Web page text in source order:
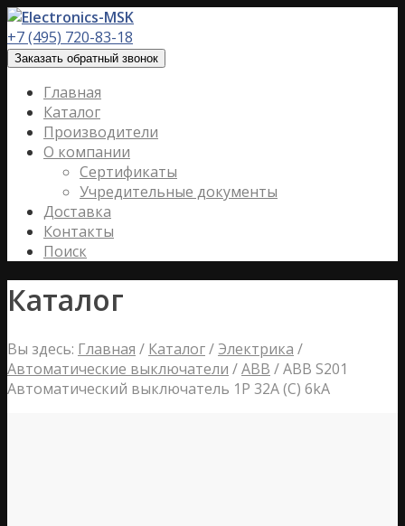
+7 (495) 720-83-18
Заказать обратный звонок
Главная
Каталог
Производители
О компании
Сертификаты
Учредительные документы
Доставка
Контакты
Поиск
Каталог
Вы здесь: Главная / Каталог/ Электрика /
Автоматические выключатели /ABB /ABB S201
Автоматический выключатель 1P 32А (С) 6kA